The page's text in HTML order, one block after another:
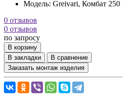
Модель: Greivari, Комбат 250
0 отзывов
0 отзывов
по запросу
В корзину
В закладки
В сравнение
Заказать монтаж изделия